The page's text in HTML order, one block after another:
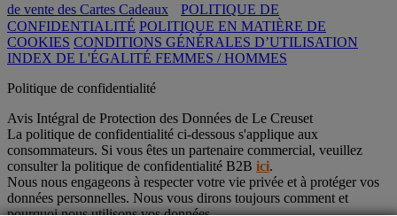
de vente des Cartes Cadeaux
POLITIQUE DE
CONFIDENTIALITÉ POLITIQUE EN MATIÈRE DE
COOKIES CONDITIONS GÉNÉRALES D’UTILISATION
INDEX DE L'ÉGALITÉ FEMMES / HOMMES
Politique de confidentialité
Avis Intégral de Protection des Données de Le Creuset
La politique de confidentialité ci-dessous s'applique aux
consommateurs. Si vous êtes un partenaire commercial, veuillez
consulter la politique de confidentialité B2B ici.
Nous nous engageons à respecter votre vie privée et à protéger vos
données personnelles. Nous vous dirons toujours comment et